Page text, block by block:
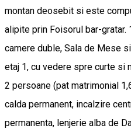
montan deosebit si este
alipite prin Foisorul bar-gratar.
camere duble, Sala de Mese
etaj 1, cu vedere spre curte si
2 persoane (pat matrimonial
calda permanent, incalzire
permanenta, lenjerie alba de